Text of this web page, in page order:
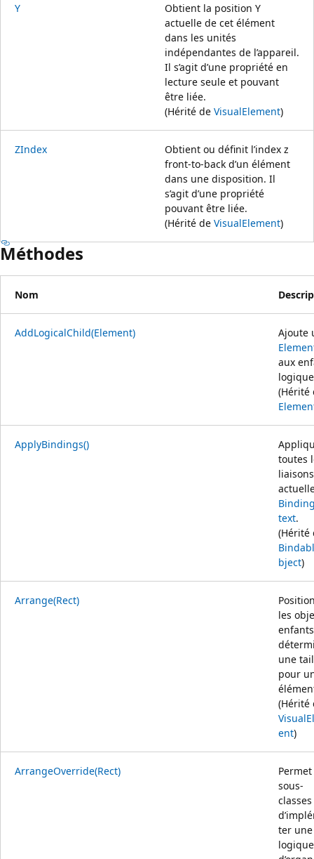
Y
Obtient la position Y
actuelle de cet élément
dans les unités
indépendantes de l’appareil.
Il s’agit d’une propriété en
lecture seule et pouvant
être liée.
(Hérité de VisualElement)
ZIndex
Obtient ou définit l’index z
front-to-back d’un élément
dans une disposition. Il
s’agit d’une propriété
pouvant être liée.
(Hérité de VisualElement)
Méthodes
Nom
AddLogicalChild(Element)
Ajoute
aux
(Hérité
ApplyBindings()
toutes
liaisons
text.
(Hérité
bject)
Arrange(Rect)
les
une
pour
(Hérité
ent)
ArrangeOverride(Rect)
sous-
classes
ter une
logique